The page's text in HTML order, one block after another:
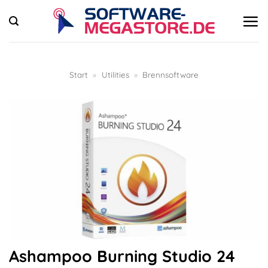
Inhalt
springen
Start » Utilities » Brennsoftware
Ashampoo Burning Studio 24